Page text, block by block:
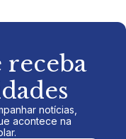
receba
notícias,
acontece na